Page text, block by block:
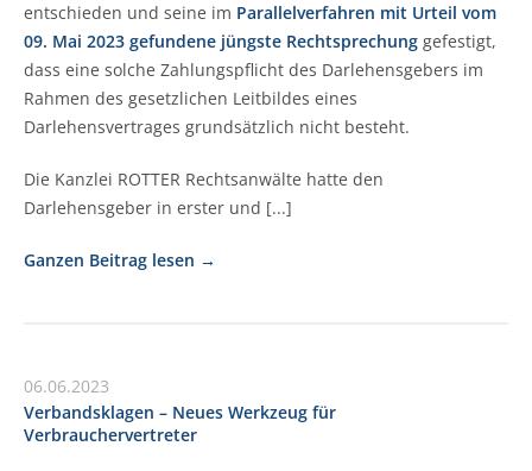
entschieden und seine im Parallelverfahren mit Urteil vom
09. Mai 2023 gefundene jüngste Rechtsprechung gefestigt,
dass eine solche Zahlungspflicht des Darlehensgebers im
Rahmen des gesetzlichen Leitbildes eines
Darlehensvertrages grundsätzlich nicht besteht.
Die Kanzlei ROTTER Rechtsanwälte hatte den
Darlehensgeber in erster und [...]
Ganzen Beitrag lesen
06.06.2023
Verbandsklagen – Neues Werkzeug für
Verbrauchervertreter